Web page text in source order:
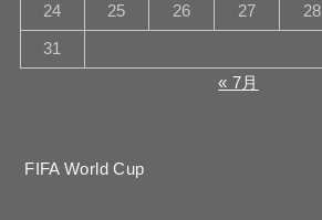
24 25 26 27 28
31
« 7月
FIFA World Cup